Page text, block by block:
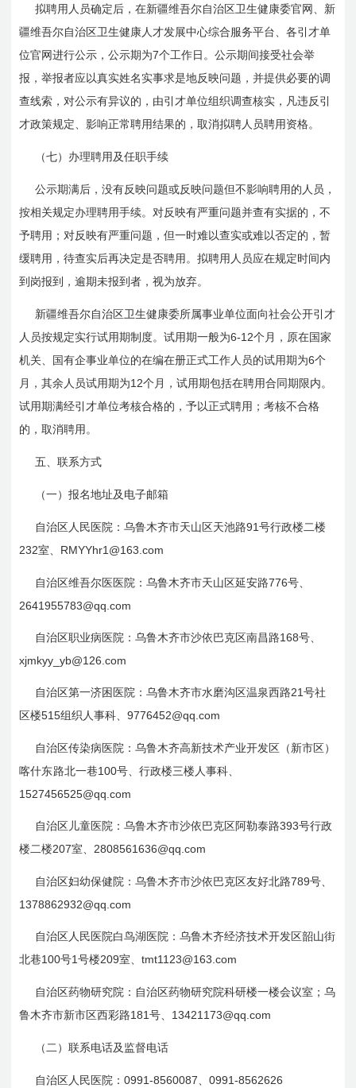
拟聘用人员确定后，在新疆维吾尔自治区卫生健康委官网、新
疆维吾尔自治区卫生健康人才发展中心综合服务平台、各引才单
位官网进行公示，公示期为7个工作日。公示期间接受社会举
报，举报者应以真实姓名实事求是地反映问题，并提供必要的调
查线索，对公示有异议的，由引才单位组织调查核实，凡违反引
才政策规定、影响正常聘用结果的，取消拟聘人员聘用资格。
（七）办理聘用及任职手续
公示期满后，没有反映问题或反映问题但不影响聘用的人员，
按相关规定办理聘用手续。对反映有严重问题并查有实据的，不
予聘用；对反映有严重问题，但一时难以查实或难以否定的，暂
缓聘用，待查实后再决定是否聘用。拟聘用人员应在规定时间内
到岗报到，逾期未报到者，视为放弃。
新疆维吾尔自治区卫生健康委所属事业单位面向社会公开引才
人员按规定实行试用期制度。试用期一般为6-12个月，原在国家
机关、国有企事业单位的在编在册正式工作人员的试用期为6个
月，其余人员试用期为12个月，试用期包括在聘用合同期限内。
试用期满经引才单位考核合格的，予以正式聘用；考核不合格
的，取消聘用。
五、联系方式
（一）报名地址及电子邮箱
自治区人民医院：乌鲁木齐市天山区天池路91号行政楼二楼
232室、 RMYYhr1@163.com
自治区维吾尔医医院：乌鲁木齐市天山区延安路776号、
2641955783@qq.com
自治区职业病医院：乌鲁木齐市沙依巴克区南昌路168号、
xjmkyy_yb@126.com
自治区第一济困医院：乌鲁木齐市水磨沟区温泉西路21号社
区楼515组织人事科、9776452@qq.com
自治区传染病医院：乌鲁木齐高新技术产业开发区（新市区）
喀什东路北一巷100号、行政楼三楼人事科、
1527456525@qq.com
自治区儿童医院：乌鲁木齐市沙依巴克区阿勒泰路393号行政
楼二楼207室、 2808561636@qq.com
自治区妇幼保健院：乌鲁木齐市沙依巴克区友好北路789号、
1378862932@qq.com
自治区人民医院白鸟湖医院：乌鲁木齐经济技术开发区韶山街
北巷100号1号楼209室、tmt1123@163.com
自治区药物研究院：自治区药物研究院科研楼一楼会议室；乌
鲁木齐市新市区西彩路181号、 13421173@qq.com
（二）联系电话及监督电话
自治区人民医院：0991-8560087 、0991-8562626